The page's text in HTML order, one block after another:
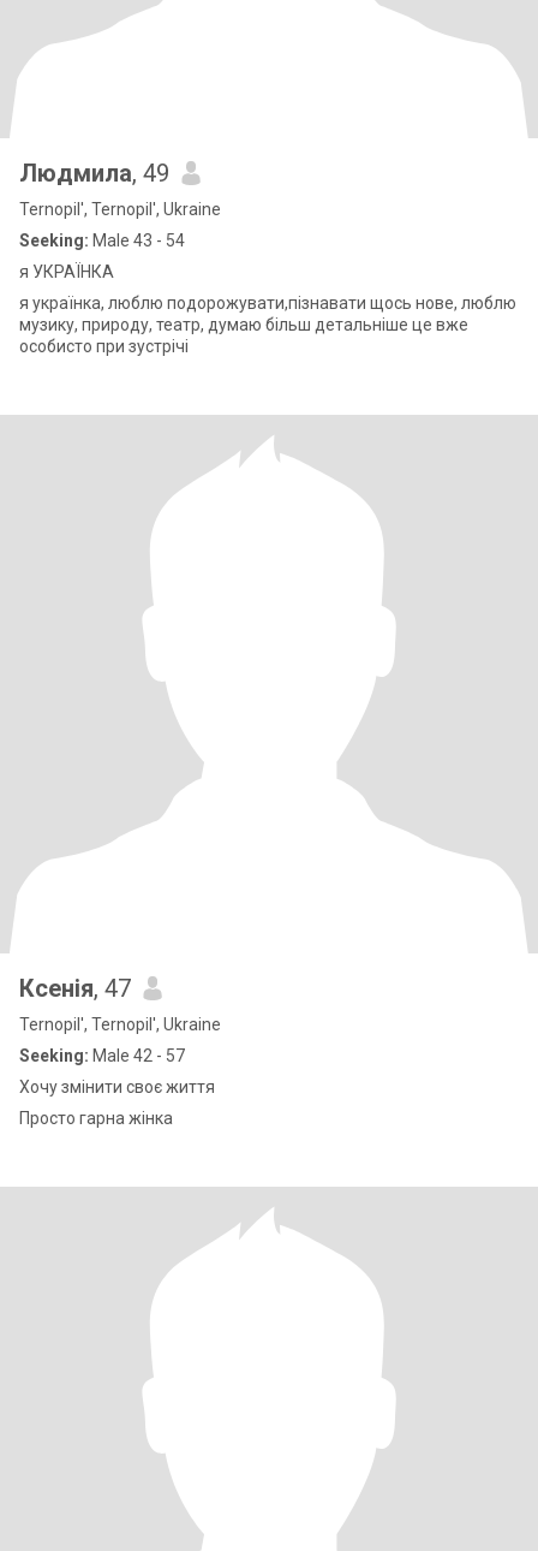
Людмила, 49
Ternopil', Ternopil', Ukraine
Seeking: Male 43 - 54
я УКРАЇНКА
я українка, люблю подорожувати,пізнавати щось нове, люблю
музику, природу, театр, думаю більш детальніше це вже
особисто при зустрічі
Ксенія, 47
Ternopil', Ternopil', Ukraine
Seeking: Male 42 - 57
Хочу змінити своє життя
Просто гарна жінка